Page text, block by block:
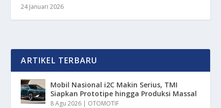
24 Januari 2026
ARTIKEL TERBARU
Mobil Nasional i2C Makin Serius, TMI
Siapkan Prototipe hingga Produksi Massal
8 Agu 2026 | OTOMOTIF